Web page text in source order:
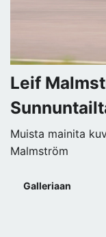
Leif
Muista mainita
Malmström
Galleriaan